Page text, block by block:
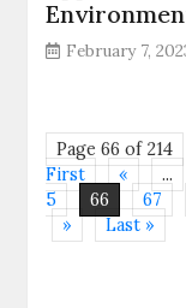
February 7,
Page 66 of 214
First
« ...
5
66 67
»
Last »